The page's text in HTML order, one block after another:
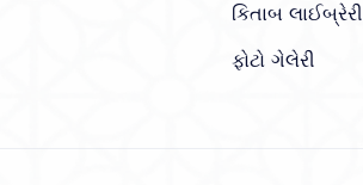
કિતાબ લાઈબ્રેરી
ફોટો ગેલેરી